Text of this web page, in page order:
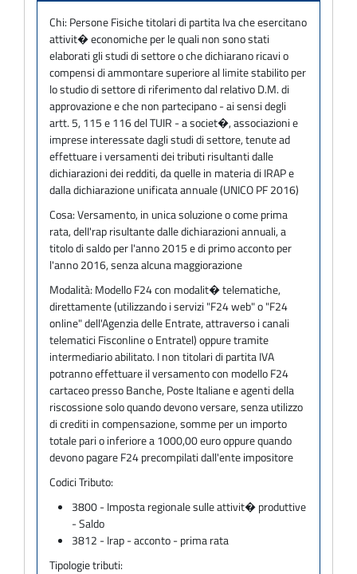
Chi: Persone Fisiche titolari di partita Iva che esercitano
attivit� economiche per le quali non sono stati
elaborati gli studi di settore o che dichiarano ricavi o
compensi di ammontare superiore al limite stabilito per
lo studio di settore di riferimento dal relativo D.M. di
approvazione e che non partecipano - ai sensi degli
artt. 5, 115 e 116 del TUIR - a societ�, associazioni e
imprese interessate dagli studi di settore, tenute ad
effettuare i versamenti dei tributi risultanti dalle
dichiarazioni dei redditi, da quelle in materia di IRAP e
dalla dichiarazione unificata annuale (UNICO PF 2016)
Cosa:Versamento, in unica soluzione o come prima
rata, delI'rap risultante dalle dichiarazioni annuali, a
titolo di saldo per l'anno 2015 e di primo acconto per
l'anno 2016, senza alcuna maggiorazione
Modalità: Modello F24 con modalit� telematiche,
direttamente (utilizzando i servizi "F24 web" o "F24
online" dell'Agenzia delle Entrate, attraverso i canali
telematici Fisconline o Entratel) oppure tramite
intermediario abilitato. I non titolari di partita IVA
potranno effettuare il versamento con modello F24
cartaceo presso Banche, Poste Italiane e agenti della
riscossione solo quando devono versare, senza utilizzo
di crediti in compensazione, somme per un importo
totale pari o inferiore a 1000,00 euro oppure quando
devono pagare F24 precompilati dall'ente impositore
Codici Tributo:
3800 - Imposta regionale sulle attivit� produttive
- Saldo
3812 - Irap - acconto - prima rata
Tipologie tributi: